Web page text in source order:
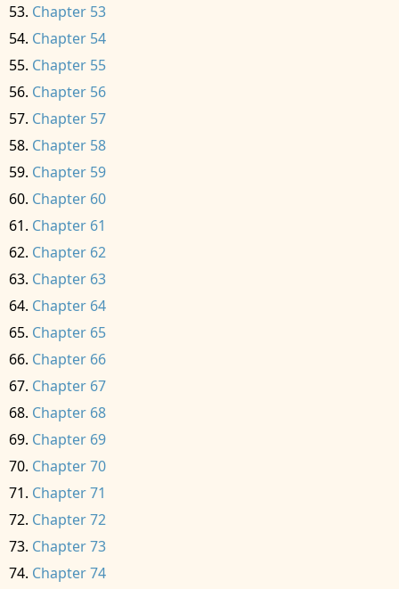
Chapter 53
Chapter 54
Chapter 55
Chapter 56
Chapter 57
Chapter 58
Chapter 59
Chapter 60
Chapter 61
Chapter 62
Chapter 63
Chapter 64
Chapter 65
Chapter 66
Chapter 67
Chapter 68
Chapter 69
Chapter 70
Chapter 71
Chapter 72
Chapter 73
Chapter 74